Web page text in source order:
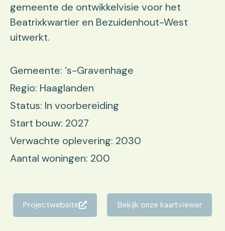
gemeente de ontwikkelvisie voor het
Beatrixkwartier en Bezuidenhout-West
uitwerkt.
Gemeente: ‘s-Gravenhage
Regio: Haaglanden
Status: In voorbereiding
Start bouw: 2027
Verwachte oplevering: 2030
Aantal woningen: 200
Projectwebsite Bekijk onze kaartviewer